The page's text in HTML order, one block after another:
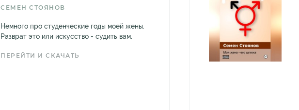
СЕМЕН СТОЯНОВ
Немного про студенческие годы моей жены.
Разврат это или искусство - судить вам.
ПЕРЕЙТИ И СКАЧАТЬ